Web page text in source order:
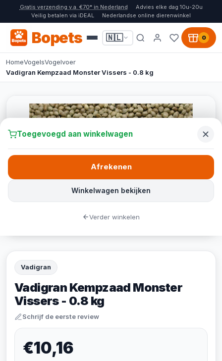
Gratis verzending v.a. €70* in Nederland
Advies elke dag 10u-20u
Veilig betalen via iDEAL
Nederlandse online dierenwinkel
Bopets 🇳🇱 0
HomeVogelsVogelvoer
Vadigran Kempzaad Monster Vissers - 0.8 kg
Vadigran
Vadigran Kempzaad Monster
Vissers - 0.8 kg
Schrijf de eerste review
€10,16
Toegevoegd aan winkelwagen
Winkelwagen bekijken
Afrekenen
Verder winkelen